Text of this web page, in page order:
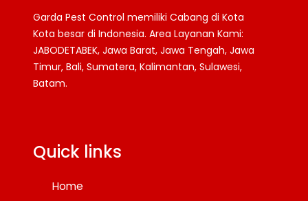
Garda Pest Control memiliki Cabang di Kota
Kota besar di Indonesia. Area Layanan Kami:
JABODETABEK, Jawa Barat, Jawa Tengah, Jawa
Timur, Bali, Sumatera, Kalimantan, Sulawesi,
Batam.
Quick links
Home